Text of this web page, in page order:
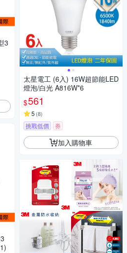
3
太星電工 (6入) 16W超節能LED
燈泡/白光 A816W*6
$561
5 (8)
挑戰低價 券
加入購物車